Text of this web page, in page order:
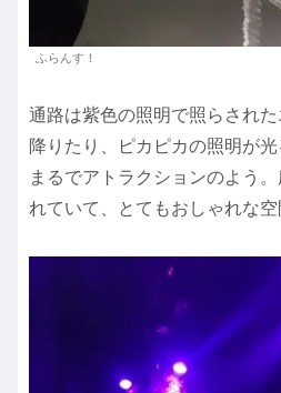
ふらんす！
通路は紫色の照明で照らされ
降りたり、ピカピカの照明が光
まるでアトラクションのよう
れていて、とてもおしゃれな空